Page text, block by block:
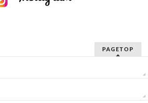
PAGETOP